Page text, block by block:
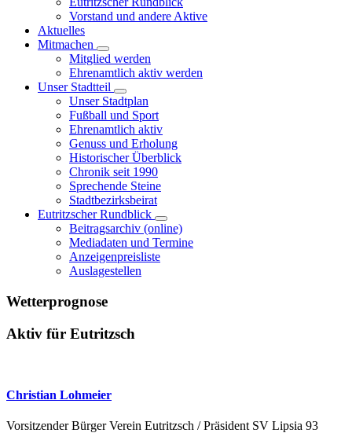
Vorstand und andere Aktive
Aktuelles
Mitmachen
Mitglied werden
Ehrenamtlich aktiv werden
Unser Stadtteil
Unser Stadtplan
Fußball und Sport
Ehrenamtlich aktiv
Genuss und Erholung
Historischer Überblick
Chronik seit 1990
Sprechende Steine
Stadtbezirksbeirat
Eutritzscher Rundblick
Beitragsarchiv (online)
Mediadaten und Termine
Anzeigenpreisliste
Auslagestellen
Wetterprognose
Aktiv für Eutritzsch
Christian Lohmeier
Vorsitzender Bürger Verein Eutritzsch / Präsident SV Lipsia 93